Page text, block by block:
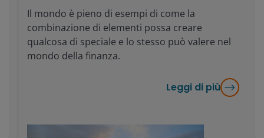
Il mondo è pieno di esempi di come la
combinazione di elementi possa creare
qualcosa di speciale e lo stesso può valere nel
mondo della finanza.
Leggi di più